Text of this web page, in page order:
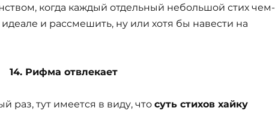
когда каждый отдельный небольшой стих чем-
и рассмешить, ну или хотя бы навести на
14. Рифма отвлекает
раз, тут имеется в виду, что суть стихов хайку